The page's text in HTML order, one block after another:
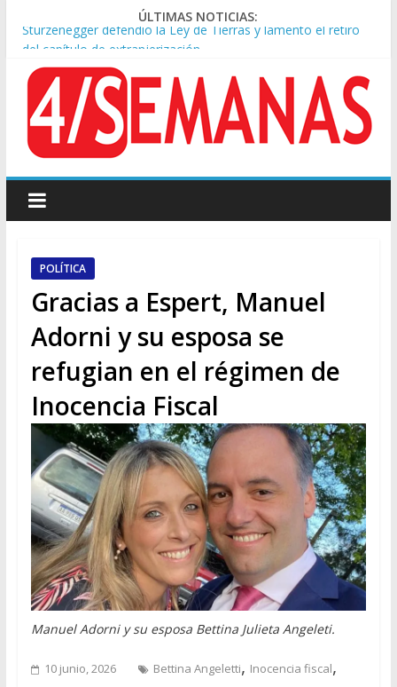
ÚLTIMAS NOTICIAS:
Sturzenegger defendió la Ley de Tierras y lamentó el retiro
del capítulo de extranjerización
Sáenz endurece su postura: rechaza cambios en Manejo del
Fuego y defiende la Ley de Tierras
Tormentas severas y fuertes ráfagas de viento: alerta del
Servicio Meteorológico
Los alquileres de departamentos en la CABA aumentaron
1,6% en julio
Represión frente al Congreso: tres detenidos durante la
protesta contra la Ley de Propiedad Privada
POLÍTICA
Gracias a Espert, Manuel
Adorni y su esposa se
refugian en el régimen de
Inocencia Fiscal
Manuel Adorni y su esposa Bettina Julieta Angeleti.
10 junio, 2026 Bettina Angeletti, Inocencia fiscal,